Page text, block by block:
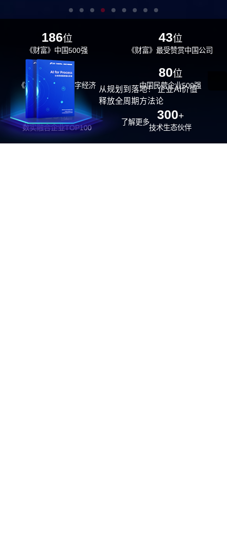
186位
《财富》中国500强
43位
《财富》最受赞赏中国公司
29位
《福布斯》中国数字经济
100强
80位
中国民营企业500强
26位
数实融合企业TOP100
300+
技术生态伙伴
从规划到落地！ 企业AI价值
释放全周期方法论
了解更多